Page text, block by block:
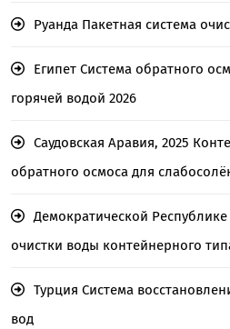
Руанда Пакетная система
Египет Система обратного
горячей водой 2026
Саудовская Аравия, 2025
обратного осмоса для
Демократической
очистки воды контейнерного
Турция Система
вод